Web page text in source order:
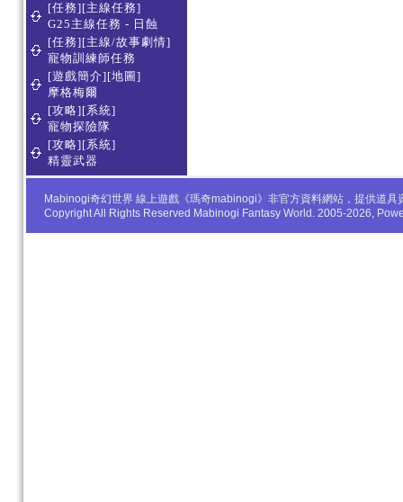
[任務][主線任務]
G25主線任務 - 日蝕
[任務][主線/故事劇情]
寵物訓練師任務
[遊戲簡介][地圖]
摩格梅爾
[攻略][系統]
寵物探險隊
[攻略][系統]
精靈武器
Mabinogi奇幻世界 線上遊戲《瑪奇mabinogi》非官方資料網站，提供道
Copyright All Rights Reserved Mabinogi Fantasy World. 2005-2026,